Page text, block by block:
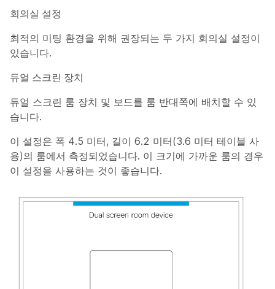
회의실 설정
최적의 미팅 환경을 위해 권장되는 두 가지 회의실 설정이
있습니다.
듀얼 스크린 장치
듀얼 스크린 룸 장치 및 보드를 룸 반대쪽에 배치할 수 있
습니다.
이 설정은 폭 4.5 미터, 길이 6.2 미터(3.6 미터 테이블 사
용)의 룸에서 측정되었습니다. 이 크기에 가까운 룸의 경우
이 설정을 사용하는 것이 좋습니다.